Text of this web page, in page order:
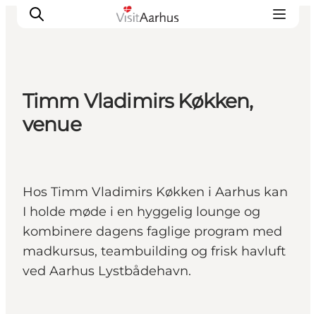
Oplevelser
Transport
Timm Vladimirs Køkken,
venue
Hos Timm Vladimirs Køkken i Aarhus kan
I holde møde i en hyggelig lounge og
kombinere dagens faglige program med
madkursus, teambuilding og frisk havluft
ved Aarhus Lystbådehavn.